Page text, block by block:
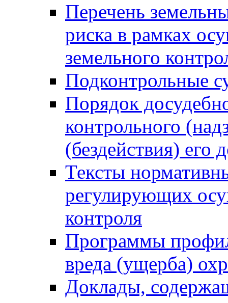
Перечень
риска в рамках
земельного
Подконтрольные
Порядок
контрольного
(бездействия)
Тексты
регулирующих
контроля
Программы
вреда (ущерба)
Доклады,